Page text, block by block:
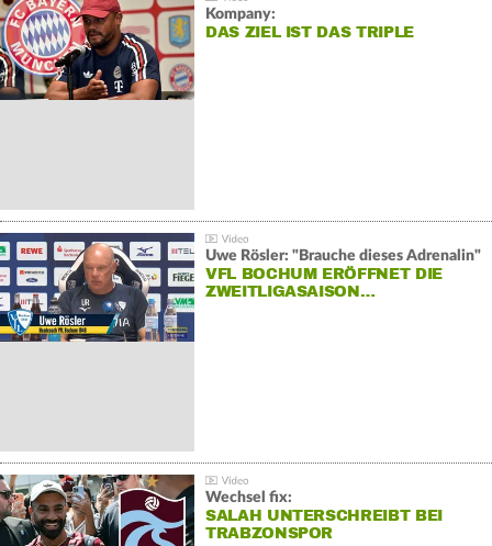
Kompany:
DAS ZIEL IST DAS TRIPLE
Uwe Rösler: "Brauche dieses Adrenalin"
VFL BOCHUM ERÖFFNET DIE
ZWEITLIGASAISON…
Wechsel fix:
SALAH UNTERSCHREIBT BEI
TRABZONSPOR